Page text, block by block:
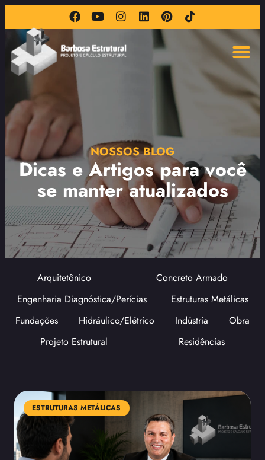
NOSSOS BLOG
Dicas e Artigos para você
se manter atualizados
Arquitetônico
Concreto Armado
Engenharia Diagnóstica/Perícias
Estruturas Metálicas
Fundações
Hidráulico/Elétrico Indústria
Obra
Projeto Estrutural
Residências
ESTRUTURAS METÁLICAS